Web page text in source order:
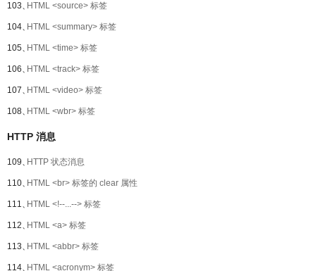
103、HTML <source> 标签
104、HTML <summary> 标签
105、HTML <time> 标签
106、HTML <track> 标签
107、HTML <video> 标签
108、HTML <wbr> 标签
HTTP 消息
109、HTTP 状态消息
110、HTML <br> 标签的 clear 属性
111、HTML <!--...--> 标签
112、HTML <a> 标签
113、HTML <abbr> 标签
114、HTML <acronym> 标签